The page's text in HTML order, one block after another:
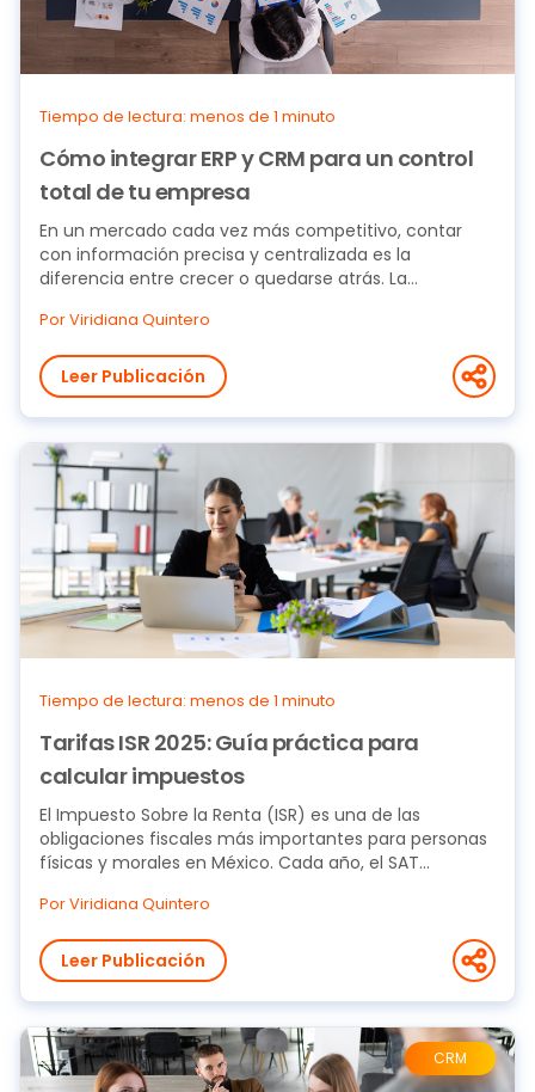
Tiempo de lectura: menos de 1 minuto
Cómo integrar ERP y CRM para un control
total de tu empresa
En un mercado cada vez más competitivo, contar
con información precisa y centralizada es la
diferencia entre crecer o quedarse atrás. La
Por Viridiana Quintero
Leer Publicación
Tiempo de lectura: menos de 1 minuto
Tarifas ISR 2025: Guía práctica para
calcular impuestos
El Impuesto Sobre la Renta (ISR) es una de las
obligaciones fiscales más importantes para personas
físicas y morales en México. Cada año, el SAT...
Por Viridiana Quintero
Leer Publicación
CRM